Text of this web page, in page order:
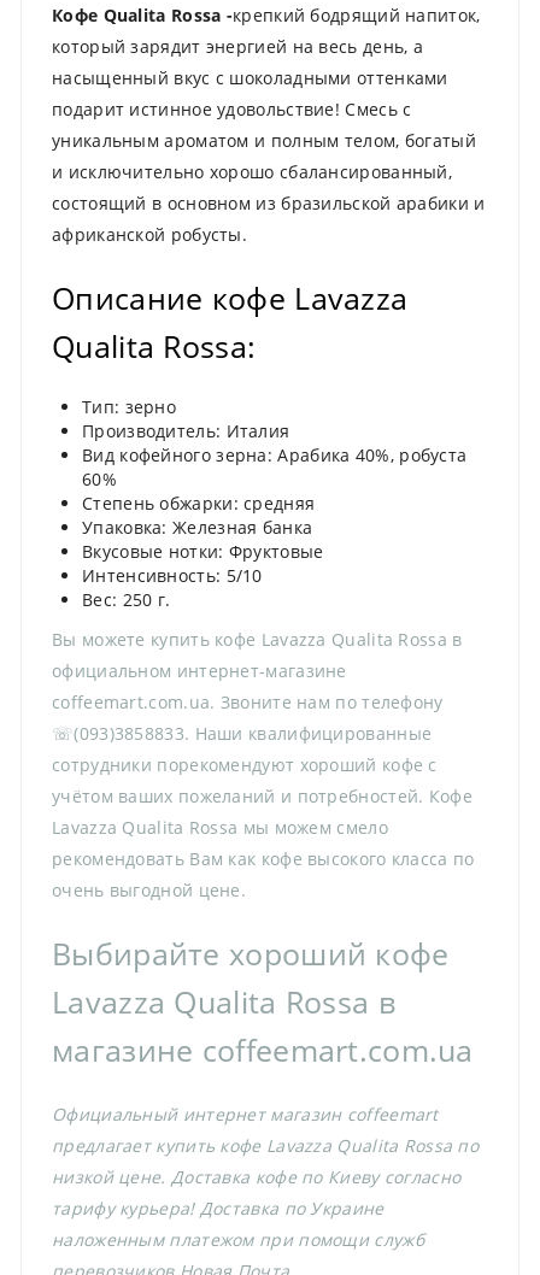
Кофе Qualita Rossa -крепкий бодрящий напиток,
который зарядит энергией на весь день, а
насыщенный вкус с шоколадными оттенками
подарит истинное удовольствие! Смесь с
уникальным ароматом и полным телом, богатый
и исключительно хорошо сбалансированный,
состоящий в основном из бразильской арабики и
африканской робусты.
Описание кофе Lavazza
Qualita Rossa:
Тип: зерно
Производитель: Италия
Вид кофейного зерна: Арабика 40%, робуста
60%
Степень обжарки: средняя
Упаковка: Железная банка
Вкусовые нотки: Фруктовые
Интенсивность: 5/10
Вес: 250 г.
Вы можете купить кофе Lavazza Qualita Rossa в
официальном интернет-магазине
coffeemart.com.ua. Звоните нам по телефону
☏(093)3858833. Наши квалифицированные
сотрудники порекомендуют хороший кофе с
учётом ваших пожеланий и потребностей. Кофе
Lavazza Qualita Rossa мы можем смело
рекомендовать Вам как кофе высокого класса по
очень выгодной цене.
Выбирайте хороший кофе
Lavazza Qualita Rossa в
магазине coffeemart.com.ua
Официальный интернет магазин coffeemart
предлагает купить кофе Lavazza Qualita Rossa по
низкой цене. Доставка кофе по Киеву согласно
тарифу курьера! Доставка по Украине
наложенным платежом при помощи служб